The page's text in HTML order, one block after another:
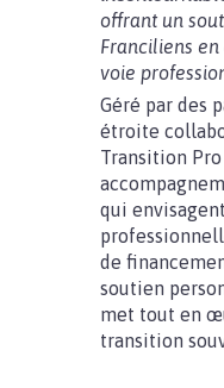
offrant un
Franciliens
voie
Géré par des
étroite
Transition
qui
de
soutien
met tout en
transition